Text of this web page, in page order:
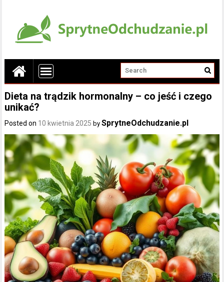
Dieta na trądzik hormonalny – co jeść i czego
unikać?
Posted on 10 kwietnia 2025 bySprytneOdchudzanie.pl